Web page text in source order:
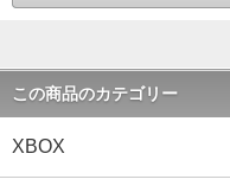
この商品のカテゴリー
XBOX